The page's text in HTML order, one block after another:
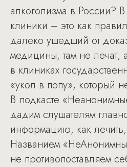
алкоголизма в России? В
клиники – это как
далеко ушедший от
медицины, там не лечат,
в клиниках
«укол в попу», который
В подкасте
дадим слушателям
информацию, как
Названием
не противопоставляем